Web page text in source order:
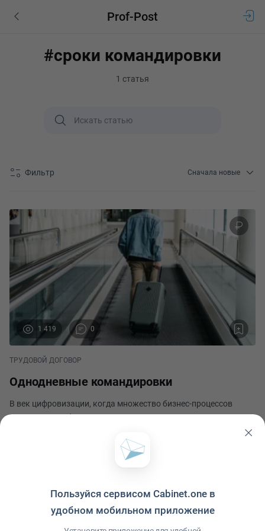
Prof-Post
#сроки командировки
1 статья
Фильтр Сначала новые
1 419 0
ТРУДОВОЙ ДОГОВОР
Однодневные командировки
В век цифровизации, когда множество бизнес-процессов
переходят в цифровую экосистему, много вопросов можно
решить, не вставая со стула. Цифровая экосистема позволяет
ускорить процессы, оптимизировать расходы и повысить
производительность в компании. Но бывают
Опубликовано 28 февраля 2024
Политика конфиденциальности Условия использования ·
Пользуйся сервисом Cabinet.one в
удобном мобильном приложение